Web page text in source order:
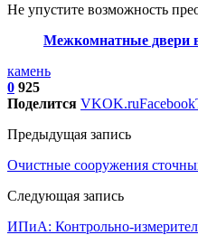
Не упустите возможность
Межкомнатные двери
камень
0 925
Поделится VKOK.ruFacebook
Предыдущая запись
Очистные сооружения
Следующая запись
ИПиА: Контрольно-